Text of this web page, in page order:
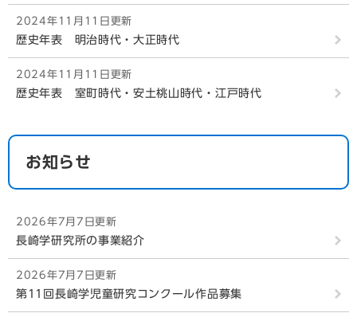
2024年11月11日更新
歴史年表 明治時代・大正時代
2024年11月11日更新
歴史年表 室町時代・安土桃山時代・江戸時代
お知らせ
2026年7月7日更新
長崎学研究所の事業紹介
2026年7月7日更新
第11回長崎学児童研究コンクール作品募集